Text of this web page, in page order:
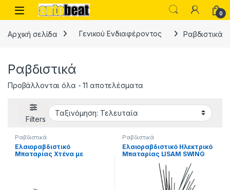
Skip to navigation
Skip to content
Open 0
Αρχική σελίδα Γενικού Ενδιαφέροντος Ραβδιστικά
Ραβδιστικά
Προβάλλονται όλα - 11 αποτελέσματα
Filters
Ραβδιστικά
Ελαιοραβδιστικό
Μπαταρίας Χτένα με
Ραβδιστικά
Ελαιοραβδιστικό Ηλεκτρικό
Μπαταρίας LISAM SWING